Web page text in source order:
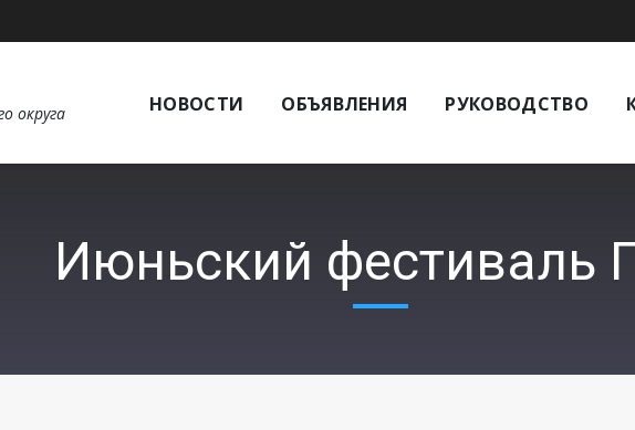
округа НОВОСТИ ОБЪЯВЛЕНИЯ РУКОВОДСТВО
Июньский фестиваль